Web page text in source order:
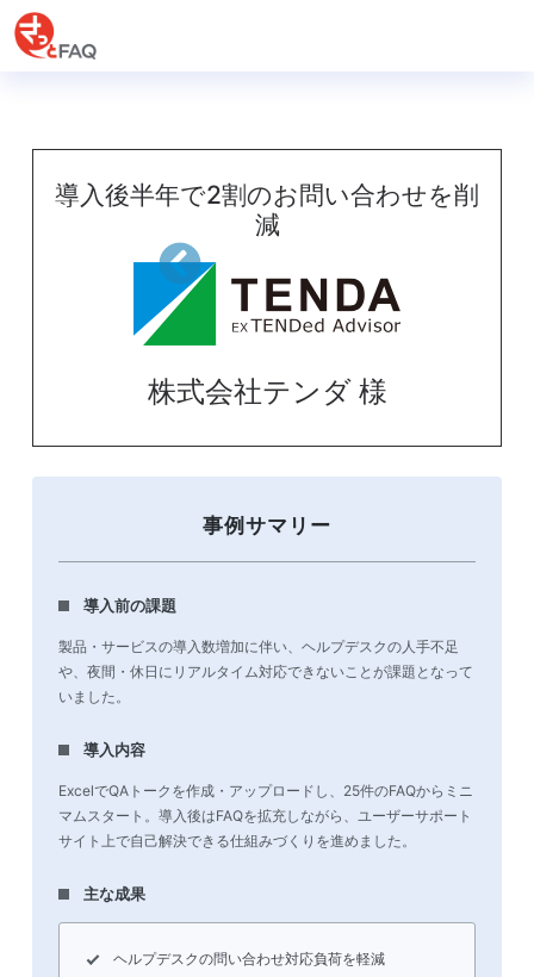
導入後半年で2割のお問い合わせを削
減
株式会社テンダ 様
事例サマリー
導入前の課題
製品・サービスの導入数増加に伴い、ヘルプデスクの人手不足
や、夜間・休日にリアルタイム対応できないことが課題となって
いました。
導入内容
ExcelでQAトークを作成・アップロードし、25件のFAQからミニ
マムスタート。導入後はFAQを拡充しながら、ユーザーサポート
サイト上で自己解決できる仕組みづくりを進めました。
主な成果
ヘルプデスクの問い合わせ対応負荷を軽減